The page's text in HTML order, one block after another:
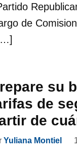
de
su
de
de
Yuliana Montiel